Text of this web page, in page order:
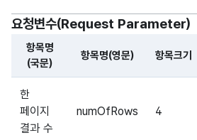
요청변수(Request Parameter)
해당 오픈API의 요청변수(Request
항목명
(국문)
항목명(영문) 항목크기
한
페이지
결과 수
numOfRows 4